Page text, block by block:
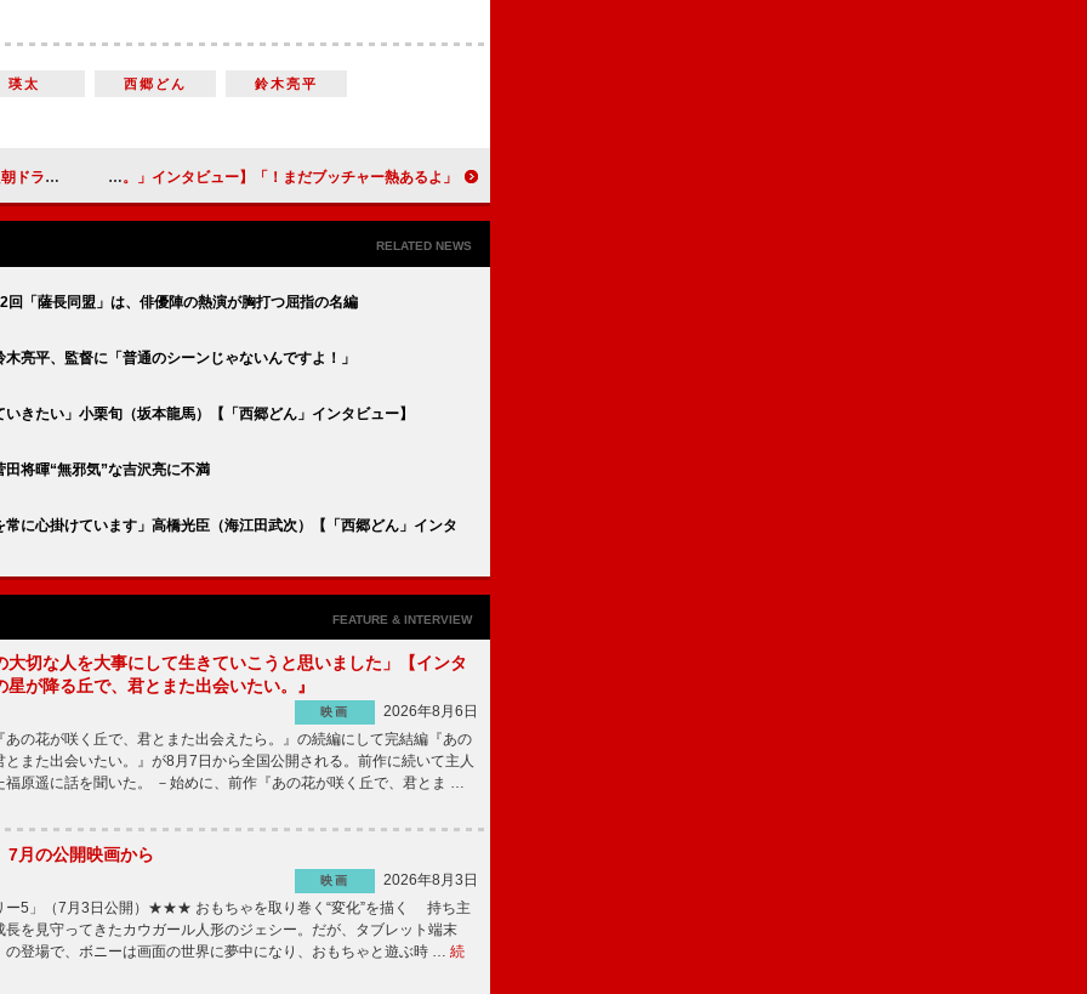
瑛太 西郷どん 鈴木亮平
インタビュー】 「まだブッチャー熱あるよ！」後半に突入しても冷めやらない思い…矢本悠馬（ブッチャー／西園寺龍之介）【「半分、青い。」インタビュー】
RELATED NEWS
「薩長同盟」は、俳優陣の熱演が胸打つ屈指の名編
亮平、監督に「普通のシーンじゃないんですよ！」
きたい」小栗旬（坂本龍馬）【「西郷どん」インタビュー】
将暉“無邪気”な吉沢亮に不満
に心掛けています」高橋光臣（海江田武次）【「西郷どん」インタ
FEATURE & INTERVIEW
大切な人を大事にして生きていこうと思いました」【インタ
星が降る丘で、君とまた出会いたい。』
映画
2026年8月6日
の花が咲く丘で、君とまた出会えたら。』の続編にして完結編『あの
とまた出会いたい。』が8月7日から全国公開される。前作に続いて主人
福原遥に話を聞いた。 －始めに、前作『あの花が咲く丘で、君とま …
7月の公開映画から
映画
2026年8月3日
ー5」（7月3日公開）★★★ おもちゃを取り巻く“変化”を描く 持ち主
長を見守ってきたカウガール人形のジェシー。だが、タブレット端末
の登場で、ボニーは画面の世界に夢中になり、おもちゃと遊ぶ時 … 続